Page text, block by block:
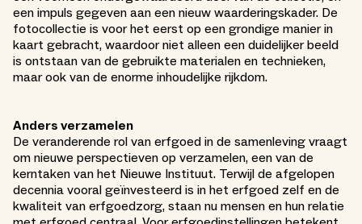
een impuls gegeven aan een nieuw waarderingskader. De
fotocollectie is voor het eerst op een grondige manier in
kaart gebracht, waardoor niet alleen een duidelijker beeld
is ontstaan van de gebruikte materialen en technieken,
maar ook van de enorme inhoudelijke rijkdom.
Anders verzamelen
De veranderende rol van erfgoed in de samenleving vraagt
om nieuwe perspectieven op verzamelen, een van de
kerntaken van het Nieuwe Instituut. Terwijl de afgelopen
decennia vooral geïnvesteerd is in het erfgoed zelf en de
kwaliteit van erfgoedzorg, staan nu mensen en hun relatie